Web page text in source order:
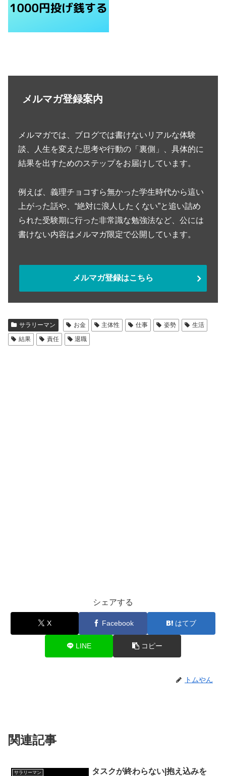
メルマガ登録案内
メルマガでは、ブログでは書けないリアルな体験
談、人生を変えた思考や行動の「裏側」、具体的に
結果を出すためのステップをお届けしています。
例えば、義理チョコすら無かった学生時代から這い
上がった話や、“絶対に浪人したくない”と追い詰め
られた受験期に行った非常識な勉強法など、公には
書けない内容はメルマガ限定で公開しています。
メルマガ登録はこちら
サラリーマン お金 主体性 仕事 姿勢
生活
結果
責任 退職
シェアする
X Facebook はてブ
LINE コピー
トムやん
関連記事
サラリーマン
タスクが終わらない|抱え込みを